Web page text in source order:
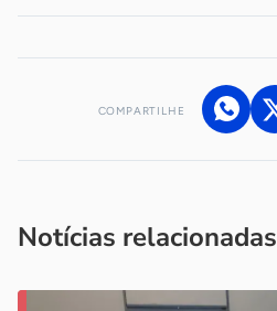
COMPARTILHE
Notícias relacionadas